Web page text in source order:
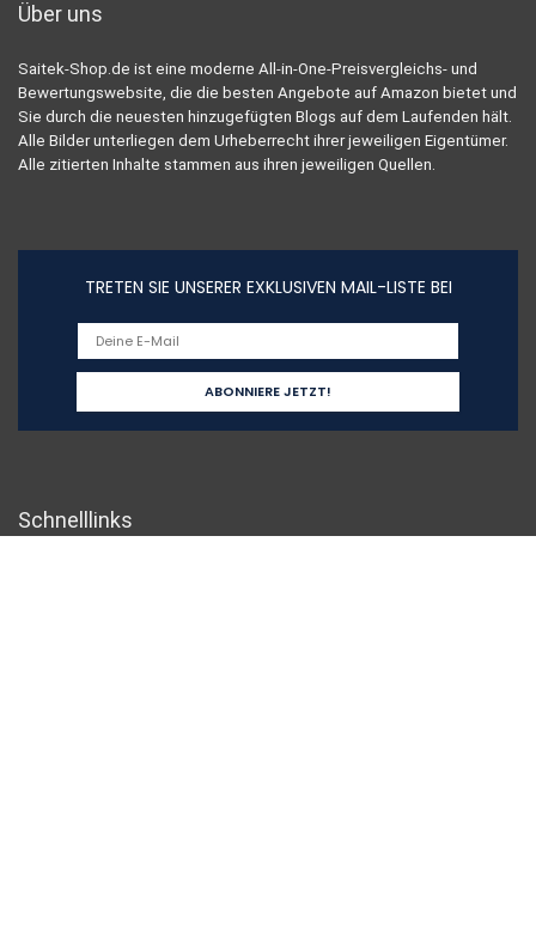
Über uns
Saitek-Shop.de ist eine moderne All-in-One-Preisvergleichs- und
Bewertungswebsite, die die besten Angebote auf Amazon bietet und
Sie durch die neuesten hinzugefügten Blogs auf dem Laufenden hält.
Alle Bilder unterliegen dem Urheberrecht ihrer jeweiligen Eigentümer.
Alle zitierten Inhalte stammen aus ihren jeweiligen Quellen.
TRETEN SIE UNSERER EXKLUSIVEN MAIL-LISTE BEI
Schnelllinks